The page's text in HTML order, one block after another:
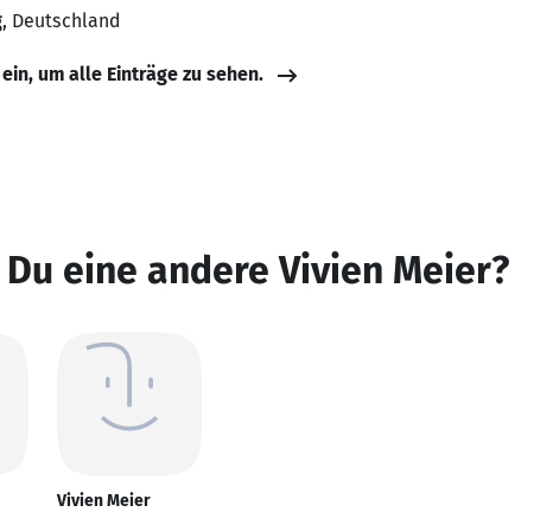
, Deutschland
um alle Einträge zu sehen.
eine andere Vivien Meier?
Vivien Meier